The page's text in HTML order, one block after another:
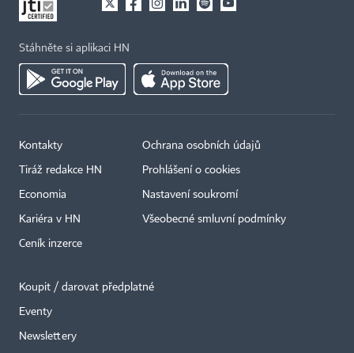
Stáhněte si aplikaci HN
Kontakty
Tiráž redakce HN
Economia
Kariéra v HN
Ceník inzerce
Ochrana osobních údajů
Prohlášení o cookies
Nastavení soukromí
Všeobecné smluvní podmínky
Koupit / darovat předplatné
Eventy
Newslettery